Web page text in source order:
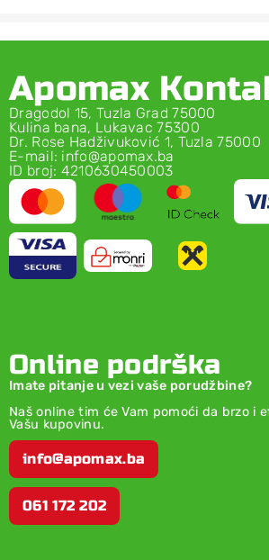
Apomax
Dragodol 15, Tuzla Grad 75000
Kulina bana, Lukavac 75300
Dr. Rose Hadživuković 1, Tuzla 75000
E-mail: info@apomax.ba
ID broj: 4210630450003
Online podrška
Imate pitanje u vezi vaše porudžbine?
Naš online tim će Vam pomoći da brzo i
Vašu kupovinu.
info@apomax.ba
061 172 202